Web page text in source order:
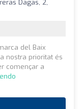
Dagas, 2,
del Baix
nostra prioritat és
començar a